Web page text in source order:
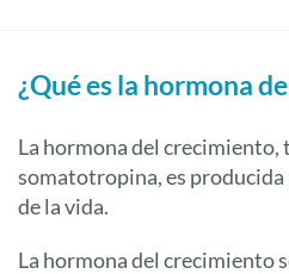
¿Qué es la hormona
La hormona del crecimiento,
somatotropina, es
de la vida.
La hormona del crecimiento